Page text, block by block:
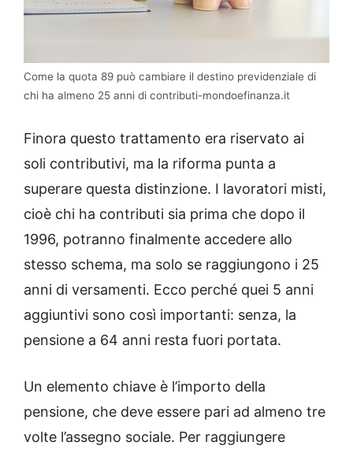
Come la quota 89 può cambiare il destino previdenziale di
chi ha almeno 25 anni di contributi-mondoefinanza.it
Finora questo trattamento era riservato ai
soli contributivi, ma la riforma punta a
superare questa distinzione. I lavoratori misti,
cioè chi ha contributi sia prima che dopo il
1996, potranno finalmente accedere allo
stesso schema, ma solo se raggiungono i 25
anni di versamenti. Ecco perché quei 5 anni
aggiuntivi sono così importanti: senza, la
pensione a 64 anni resta fuori portata.
Un elemento chiave è l’importo della
pensione, che deve essere pari ad almeno tre
volte l’assegno sociale. Per raggiungere